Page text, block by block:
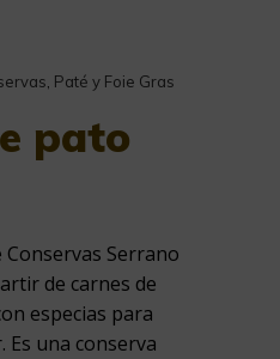
Paté y Foie Gras
pato
Conservas Serrano
de carnes de
especias para
Es una conserva